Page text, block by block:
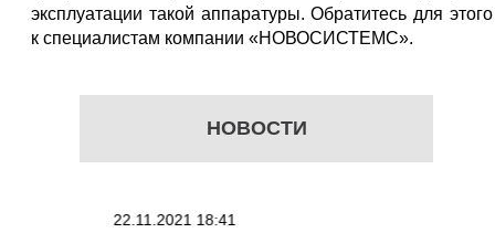
НОВОСТИ
22.11.2021 18:41
эксплуатации такой аппаратуры. Обратитесь для этого
к специалистам компании «НОВОСИСТЕМС».